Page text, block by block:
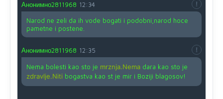
Анонимно2811968 12:34
Narod ne zeli da ih vode bogati i podobni,narod hoce
pametne i postene.
Анонимно2811968 12:35
Nema bolesti kao sto je mrznja.Nemadara kao sto je
zdravlje.Niti bogastva kao st je mir i Boziji blagosov!